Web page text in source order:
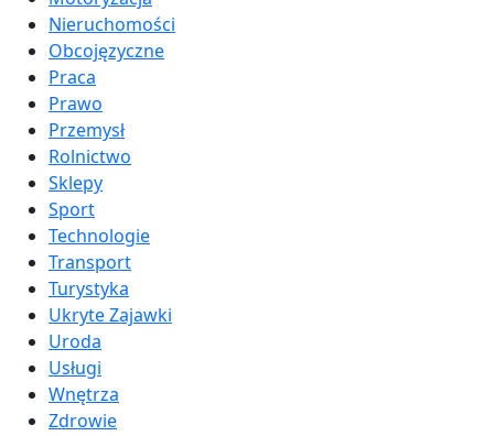
Nieruchomości
Obcojęzyczne
Praca
Prawo
Przemysł
Rolnictwo
Sklepy
Sport
Technologie
Transport
Turystyka
Ukryte Zajawki
Uroda
Usługi
Wnętrza
Zdrowie